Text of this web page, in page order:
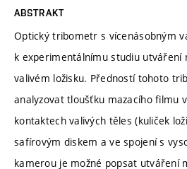
ABSTRAKT
Optický tribometr s vícenásobným
k experimentálnímu studiu utváření
valivém ložisku. Předností tohoto
analyzovat tloušťku mazacího filmu
kontaktech valivých těles (kuliček
safírovým diskem a ve spojení s
kamerou je možné popsat utváření